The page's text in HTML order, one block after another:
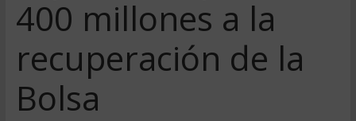
400 millones a la
recuperación de la
Bolsa